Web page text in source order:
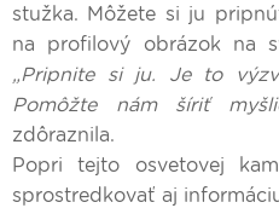
stužka. Môžete si ju
na profilový obrázok na
„Pripnite si ju. Je to
Pomôžte nám šíriť
zdôraznila.
Popri tejto osvetovej
sprostredkovať aj